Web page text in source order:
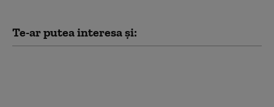
Te-ar putea interesa și: